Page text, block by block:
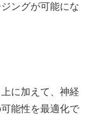
ングが可能にな
に加えて、神経
能性を最適化で